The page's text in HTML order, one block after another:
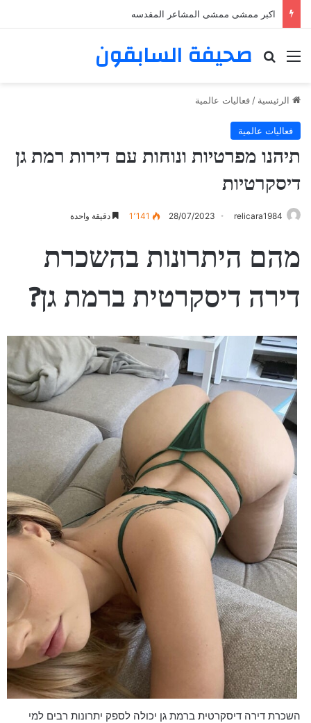
اكبر ممشى ممشى المشاعر المقدسه
صحيفة السابقون القائمة بحث عن
الرئيسية / فعاليات عالمية
فعاليات عالمية
תיהנו מפרטיות ונוחות עם דירות רמת גן
דיסקרטיות
relicara1984
28/07/2023 1٬141 دقيقة واحدة
מהם היתרונות בהשכרת
דירה דיסקרטית ברמת גן?
השכרת דירה דיסקרטית ברמת גן יכולה לספק יתרונות רבים למי